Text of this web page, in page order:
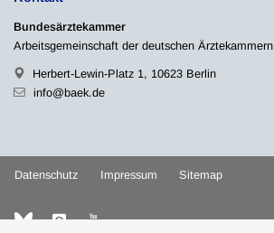
Bundesärztekammer
Arbeitsgemeinschaft der deutschen Ärztekammern
Herbert-Lewin-Platz 1, 10623 Berlin
info@baek.de
Datenschutz Impressum Sitemap